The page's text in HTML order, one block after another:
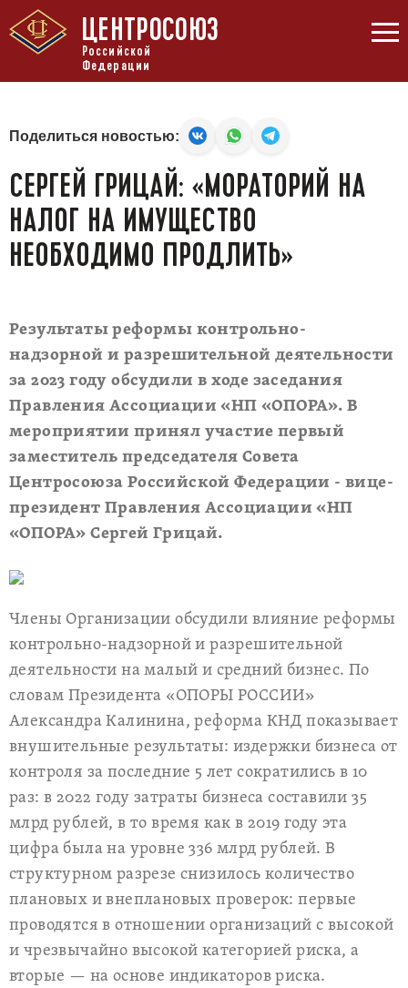
ЦЕНТРОСОЮЗ
Российской
Федерации
Поделиться новостью:
СЕРГЕЙ ГРИЦАЙ: «МОРАТОРИЙ НА
НАЛОГ НА ИМУЩЕСТВО
НЕОБХОДИМО ПРОДЛИТЬ»
Результаты реформы контрольно-
надзорной и разрешительной деятельности
за 2023 году обсудили в ходе заседания
Правления Ассоциации «НП «ОПОРА». В
мероприятии принял участие первый
заместитель председателя Совета
Центросоюза Российской Федерации - вице-
президент Правления Ассоциации «НП
«ОПОРА» Сергей Грицай.
Члены Организации обсудили влияние реформы
контрольно-надзорной и разрешительной
деятельности на малый и средний бизнес. По
словам Президента «ОПОРЫ РОССИИ»
Александра Калинина, реформа КНД показывает
внушительные результаты: издержки бизнеса от
контроля за последние 5 лет сократились в 10
раз: в 2022 году затраты бизнеса составили 35
млрд рублей, в то время как в 2019 году эта
цифра была на уровне 336 млрд рублей. В
структурном разрезе снизилось количество
плановых и внеплановых проверок: первые
проводятся в отношении организаций с высокой
и чрезвычайно высокой категорией риска, а
вторые — на основе индикаторов риска.